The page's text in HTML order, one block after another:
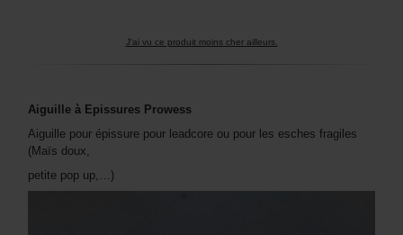
J'ai vu ce produit moins cher ailleurs.
Aiguille à Epissures Prowess
Aiguille pour épissure pour leadcore ou pour les esches fragiles
(Maïs doux,
petite pop up,…)